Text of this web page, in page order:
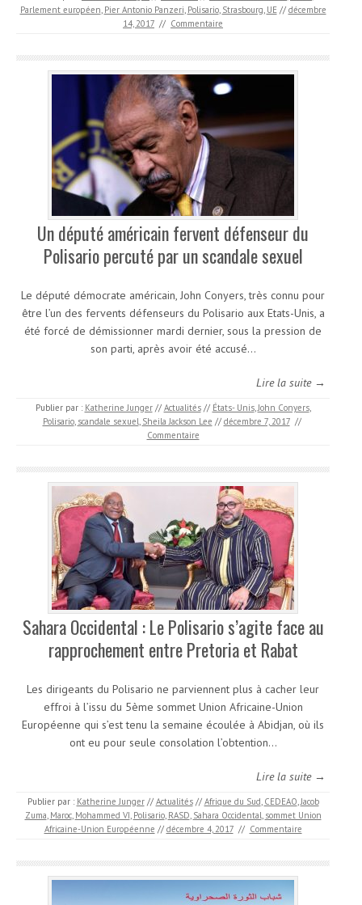
Parlement européen, Pier Antonio Panzeri, Polisario, Strasbourg, UE // décembre
14, 2017 // Commentaire
Un député américain fervent défenseur du
Polisario percuté par un scandale sexuel
Le député démocrate américain, John Conyers, très connu pour
être l’un des fervents défenseurs du Polisario aux Etats-Unis, a
été forcé de démissionner mardi dernier, sous la pression de
son parti, après avoir été accusé…
Lire la suite →
Publier par : Katherine Junger // Actualités // États- Unis,John Conyers,
Polisario, scandale sexuel, Sheila Jackson Lee // décembre 7, 2017 //
Commentaire
Sahara Occidental : Le Polisario s’agite face au
rapprochement entre Pretoria et Rabat
Les dirigeants du Polisario ne parviennent plus à cacher leur
effroi à l’issu du 5ème sommet Union Africaine-Union
Européenne qui s’est tenu la semaine écoulée à Abidjan, où ils
ont eu pour seule consolation l’obtention…
Lire la suite →
Publier par : Katherine Junger // Actualités // Afrique du Sud, CEDEAO,Jacob
Zuma, Maroc, Mohammed VI, Polisario, RASD, Sahara Occidental, sommet Union
Africaine-Union Européenne // décembre 4, 2017 // Commentaire